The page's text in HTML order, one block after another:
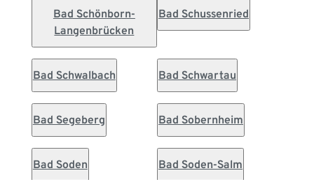
Bad Schönborn-
Langenbrücken
Bad Schussenried
Bad Schwalbach Bad Schwartau
Bad Segeberg Bad Sobernheim
Bad Soden Bad Soden-Salm